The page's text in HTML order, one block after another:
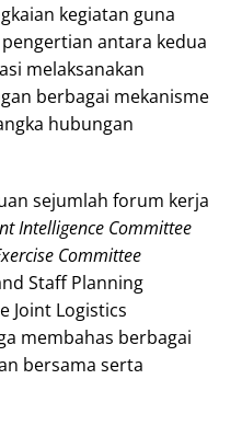
kegiatan guna
antara kedua
melaksanakan
berbagai mekanisme
hubungan
sejumlah forum kerja
Intelligence Committee
Committee
Staff Planning
Joint Logistics
membahas berbagai
bersama serta